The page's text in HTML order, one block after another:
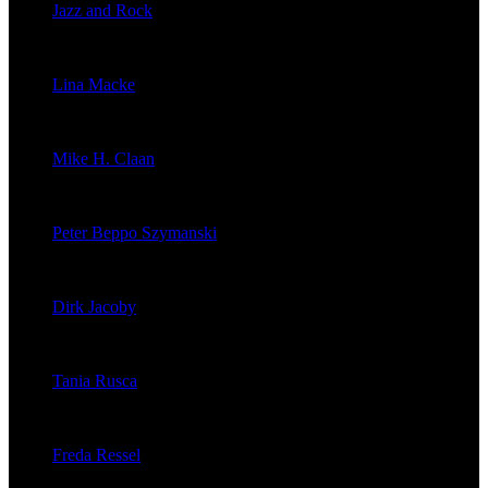
Jazz and Rock
Lina Macke
Mike H. Claan
Peter Beppo Szymanski
Dirk Jacoby
Tania Rusca
Freda Ressel